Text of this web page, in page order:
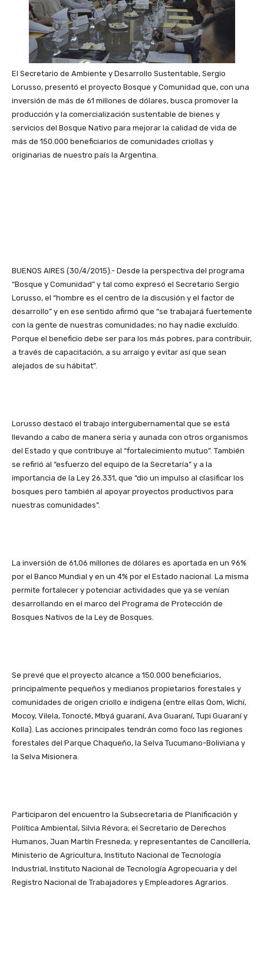
El Secretario de Ambiente y Desarrollo Sustentable, Sergio
Lorusso, presentó el proyecto Bosque y Comunidad que, con una
inversión de más de 61 millones de dólares, busca promover la
producción y la comercialización sustentable de bienes y
servicios del Bosque Nativo para mejorar la calidad de vida de
más de 150.000 beneficiarios de comunidades criollas y
originarias de nuestro país la Argentina.
BUENOS AIRES (30/4/2015).- Desde la perspectiva del programa
“Bosque y Comunidad” y tal como expresó el Secretario Sergio
Lorusso, el “hombre es el centro de la discusión y el factor de
desarrollo” y en ese sentido afirmó que “se trabajará fuertemente
con la gente de nuestras comunidades; no hay nadie excluído.
Porque el beneficio debe ser para los más pobres, para contribuir,
a través de capacitación, a su arraigo y evitar así que sean
alejados de su hábitat”.
Lorusso destacó el trabajo intergubernamental que se está
llevando a cabo de manera seria y aunada con otros organismos
del Estado y que contribuye al “fortalecimiento mutuo”. También
se refirió al “esfuerzo del equipo de la Secretaría” y a la
importancia de la Ley 26.331, que “dio un impulso al clasificar los
bosques pero también al apoyar proyectos productivos para
nuestras comunidades”.
La inversión de 61,06 millones de dólares es aportada en un 96%
por el Banco Mundial y en un 4% por el Estado nacional. La misma
permite fortalecer y potenciar actividades que ya se venían
desarrollando en el marco del Programa de Protección de
Bosques Nativos de la Ley de Bosques.
Se prevé que el proyecto alcance a 150.000 beneficiarios,
principalmente pequeños y medianos propietarios forestales y
comunidades de origen criollo e índigena (entre ellas Qom, Wichí,
Mocoy, Vilela, Tonocté, Mbyá guaraní, Ava Guaraní, Tupi Guaraní y
Kolla). Las acciones principales tendrán como foco las regiones
forestales del Parque Chaqueño, la Selva Tucumano-Boliviana y
la Selva Misionera.
Participaron del encuentro la Subsecretaria de Planificación y
Política Ambiental, Silvia Révora; el Secretario de Derechos
Humanos, Juan Martín Fresneda; y representantes de Cancillería,
Ministerio de Agricultura, Instituto Nacional de Tecnología
Industrial, Instituto Nacional de Tecnología Agropecuaria y del
Registro Nacional de Trabajadores y Empleadores Agrarios.